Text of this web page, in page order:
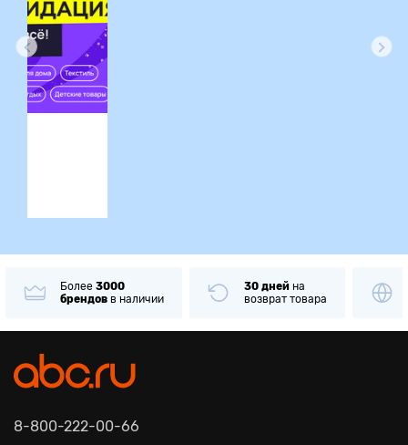
Более 3000
брендов в наличии
30 дней на
возврат товара
8-800-222-00-66